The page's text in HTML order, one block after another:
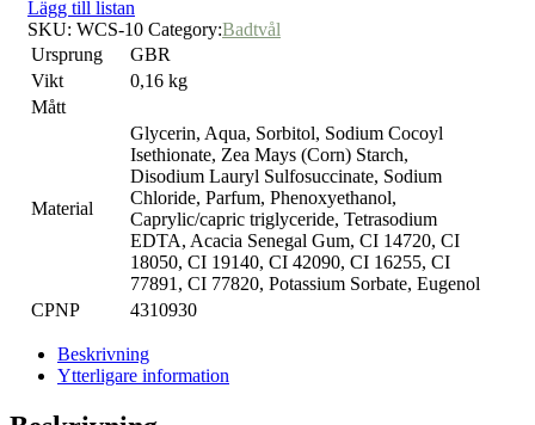
Lägg till listan
SKU: WCS-10 Category:Badtvål
Ursprung
GBR
Vikt
0,16 kg
Mått
Material
Glycerin, Aqua, Sorbitol, Sodium Cocoyl
Isethionate, Zea Mays (Corn) Starch,
Disodium Lauryl Sulfosuccinate, Sodium
Chloride, Parfum, Phenoxyethanol,
Caprylic/capric triglyceride, Tetrasodium
EDTA, Acacia Senegal Gum, CI 14720, CI
18050, CI 19140, CI 42090, CI 16255, CI
77891, CI 77820, Potassium Sorbate, Eugenol
CPNP
4310930
Beskrivning
Ytterligare information